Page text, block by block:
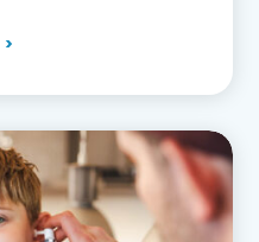
›